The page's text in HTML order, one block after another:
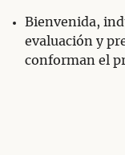
Bienvenida,
evaluación y
conforman el